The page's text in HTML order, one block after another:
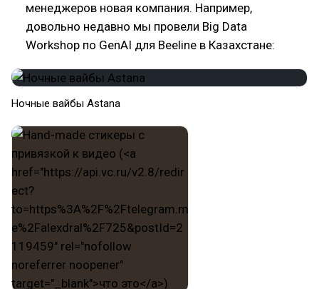
менеджеров новая компания. Например,
довольно недавно мы провели Big Data
Workshop по GenAI для Beeline в Казахстане:
Ночные вайбы Astana